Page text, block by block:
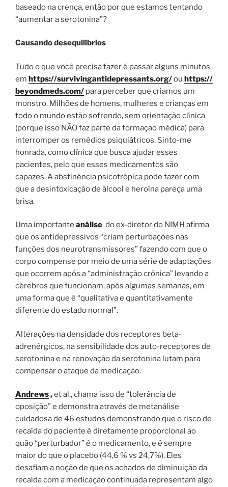
baseado na crença, então por que estamos tentando
“aumentar a serotonina”?
Causando desequilíbrios
Tudo o que você precisa fazer é passar alguns minutos
em https://survivingantidepressants.org/ou https://
beyondmeds.com/ para perceber que criamos um
monstro. Milhões de homens, mulheres e crianças em
todo o mundo estão sofrendo, sem orientação clínica
(porque isso NÃO faz parte da formação médica) para
interromper os remédios psiquiátricos. Sinto-me
honrada, como clínica que busca ajudar esses
pacientes, pelo que esses medicamentos são
capazes. A abstinência psicotrópica pode fazer com
que a desintoxicação de álcool e heroína pareça uma
brisa.
Uma importante análise do ex-diretor do NIMH afirma
que os antidepressivos “criam perturbações nas
funções dos neurotransmissores” fazendo com que o
corpo compense por meio de uma série de adaptações
que ocorrem após a “administração crônica” levando a
cérebros que funcionam, após algumas semanas, em
uma forma que é “qualitativa e quantitativamente
diferente do estado normal”.
Alterações na densidade dos receptores beta-
adrenérgicos, na sensibilidade dos auto-receptores de
serotonina e na renovação da serotonina lutam para
compensar o ataque da medicação.
Andrews,et al., chama isso de “tolerância de
oposição” e demonstra através de metanálise
cuidadosa de 46 estudos demonstrando que o risco de
recaída do paciente é diretamente proporcional ao
quão “perturbador” é o medicamento, e é sempre
maior do que o placebo (44,6 % vs 24,7%). Eles
desafiam a noção de que os achados de diminuição da
recaída com a medicação continuada representam algo